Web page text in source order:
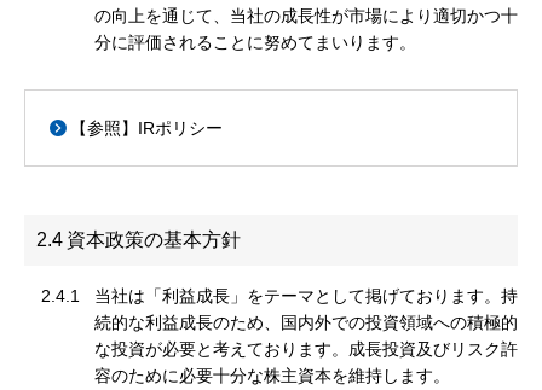
の向上を通じて、当社の成長性が市場により適切かつ十
分に評価されることに努めてまいります。
【参照】IRポリシー
2.4 資本政策の基本方針
2.4.1
当社は「利益成長」をテーマとして掲げております。持
続的な利益成長のため、国内外での投資領域への積極的
な投資が必要と考えております。成長投資及びリスク許
容のために必要十分な株主資本を維持します。